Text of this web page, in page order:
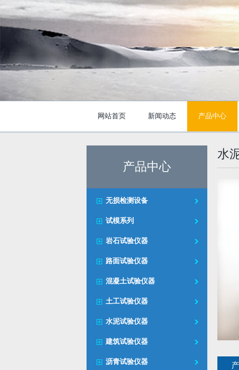
网站首页 新闻动态 产品中心
产品中心
无损检测设备
试模系列
岩石试验仪器
路面试验仪器
混凝土试验仪器
土工试验仪器
水泥试验仪器
建筑试验仪器
沥青试验仪器
水